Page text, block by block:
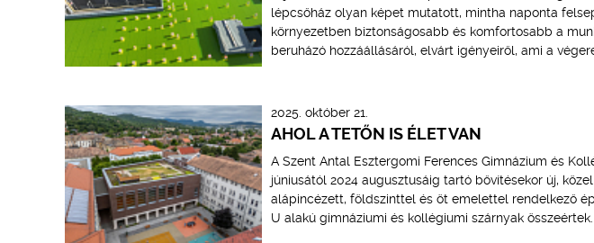
lépcsőház olyan képet mutatott, mintha naponta
környezetben biztonságosabb és komfortosabb a
beruházó hozzáállásáról, elvárt igényeiről, ami a
2025. október 21.
AHOL A TETŐN IS ÉLET VAN
A Szent Antal Esztergomi Ferences Gimnázium és
júniusától 2024 augusztusáig tartó bővítésekor új,
alápincézett, földszinttel és öt emelettel rendelkező
U alakú gimnáziumi és kollégiumi szárnyak összeértek.